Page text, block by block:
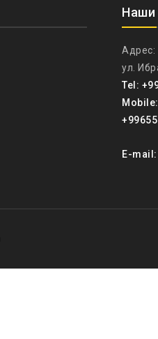
Наши
Адрес:
ул.
Tel:
E-